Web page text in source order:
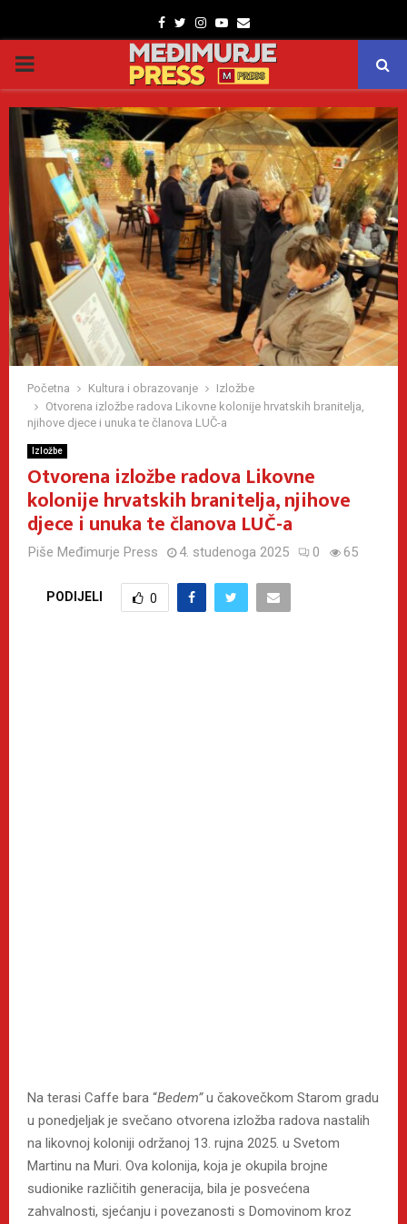
Facebook
TwitterInstagram
Youtube
Email
PRIMARY
MENU
Početna Kultura i obrazovanje
Izložbe
Otvorena izložbe radova Likovne kolonije hrvatskih branitelja,
njihove djece i unuka te članova LUČ-a
Izložbe
Otvorena izložbe radova Likovne
kolonije hrvatskih branitelja, njihove
djece i unuka te članova LUČ-a
Piše Međimurje Press 4. studenoga 2025 0 65
PODIJELI 0
Na terasi Caffe bara “Bedem”u čakovečkom Starom gradu
u ponedjeljak je svečano otvorena izložba radova nastalih
na likovnoj koloniji održanoj 13. rujna 2025. u Svetom
Martinu na Muri. Ova kolonija, koja je okupila brojne
sudionike različitih generacija, bila je posvećena
zahvalnosti, sjećanju i povezanosti s Domovinom kroz